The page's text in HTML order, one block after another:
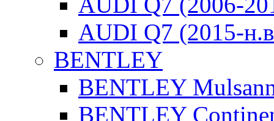
AUDI Q7 (2015-
BENTLEY
BENTLEY
BENTLEY